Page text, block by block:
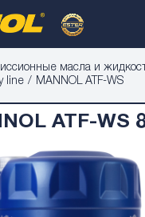
масла и
line
MANNOL ATF-WS
ATF-WS